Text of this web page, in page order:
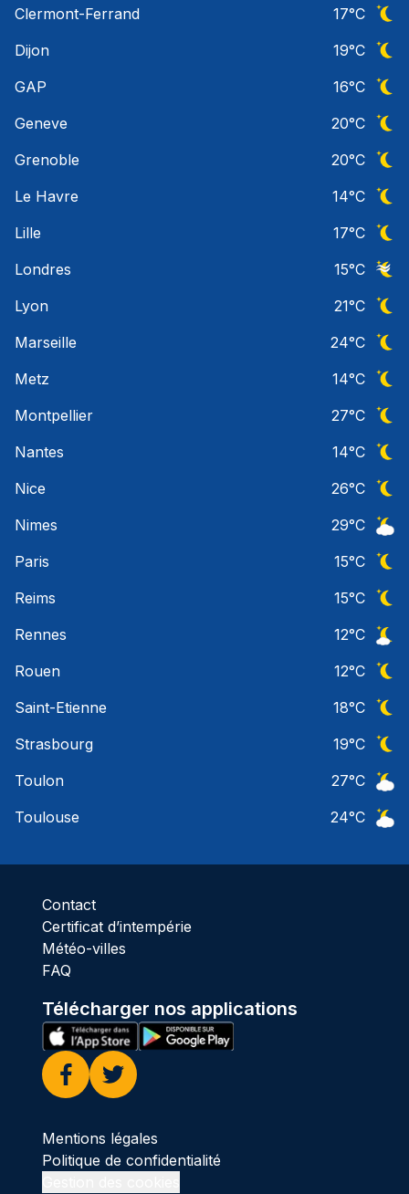
Clermont-Ferrand
17°C
Dijon
19°C
GAP
16°C
Geneve
20°C
Grenoble
20°C
Le Havre
14°C
Lille
17°C
Londres
15°C
Lyon
21°C
Marseille
24°C
Metz
14°C
Montpellier
27°C
Nantes
14°C
Nice
26°C
Nimes
29°C
Paris
15°C
Reims
15°C
Rennes
12°C
Rouen
12°C
Saint-Etienne
18°C
Strasbourg
19°C
Toulon
27°C
Toulouse
24°C
Contact
Certificat d’intempérie
Météo-villes
FAQ
Télécharger nos applications
Facebook
Twitter
Mentions légales
Politique de confidentialité